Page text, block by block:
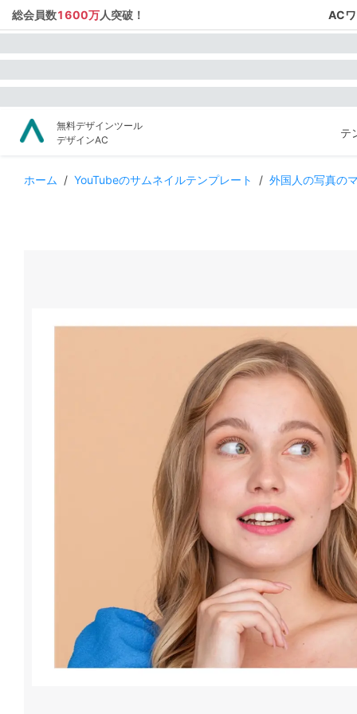
総会員数1600万人突破！ AC
無料デザインツール
デザインAC
テ
ホーム / YouTubeのサムネイルテンプレート / 外国人の写真の